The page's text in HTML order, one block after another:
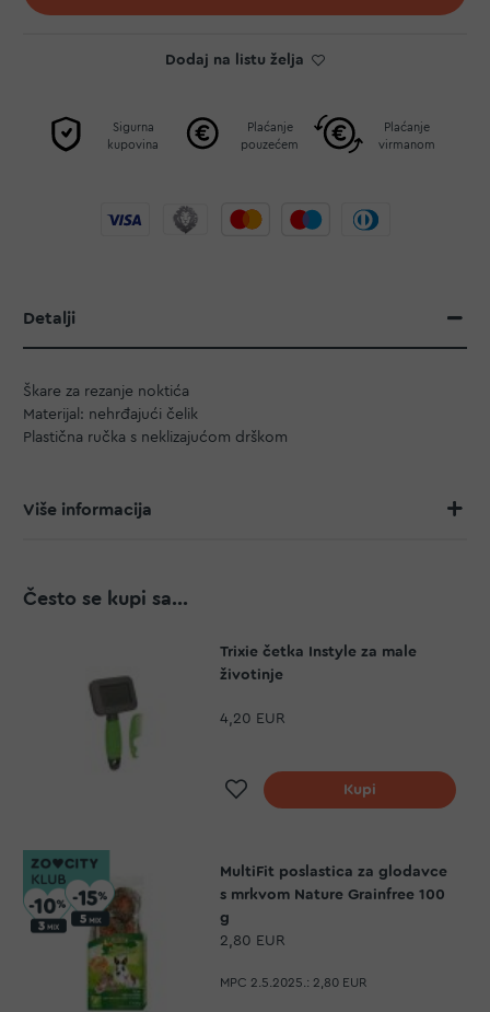
Dodaj na listu želja
Sigurna
kupovina
Plaćanje
pouzećem
Plaćanje
virmanom
Detalji
Škare za rezanje noktića
Materijal: nehrđajući čelik
Plastična ručka s neklizajućom drškom
Više informacija
Često se kupi sa...
Trixie četka Instyle za male
životinje
4,20 EUR
Dodaj na listu želja
Kupi
MultiFit poslastica za glodavce
s mrkvom Nature Grainfree 100
g
2,80 EUR
MPC 2.5.2025.: 2,80 EUR